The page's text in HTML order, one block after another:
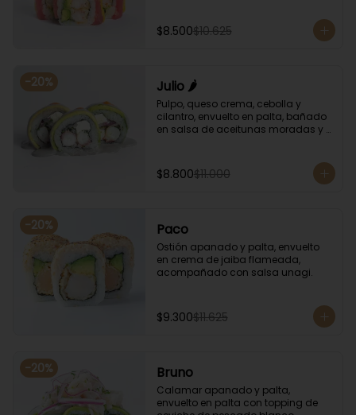
$8.500$10.625
-20% Julio 🌶️
Pulpo, queso crema, cebolla y
cilantro, envuelto en palta, bañado
en salsa de aceitunas moradas y
$8.800$11.000
-20% Paco
Ostión apanado y palta, envuelto
en crema de jaiba flameada,
acompañado con salsa unagi.
$9.300$11.625
-20% Bruno
Calamar apanado y palta,
envuelto en palta con topping de